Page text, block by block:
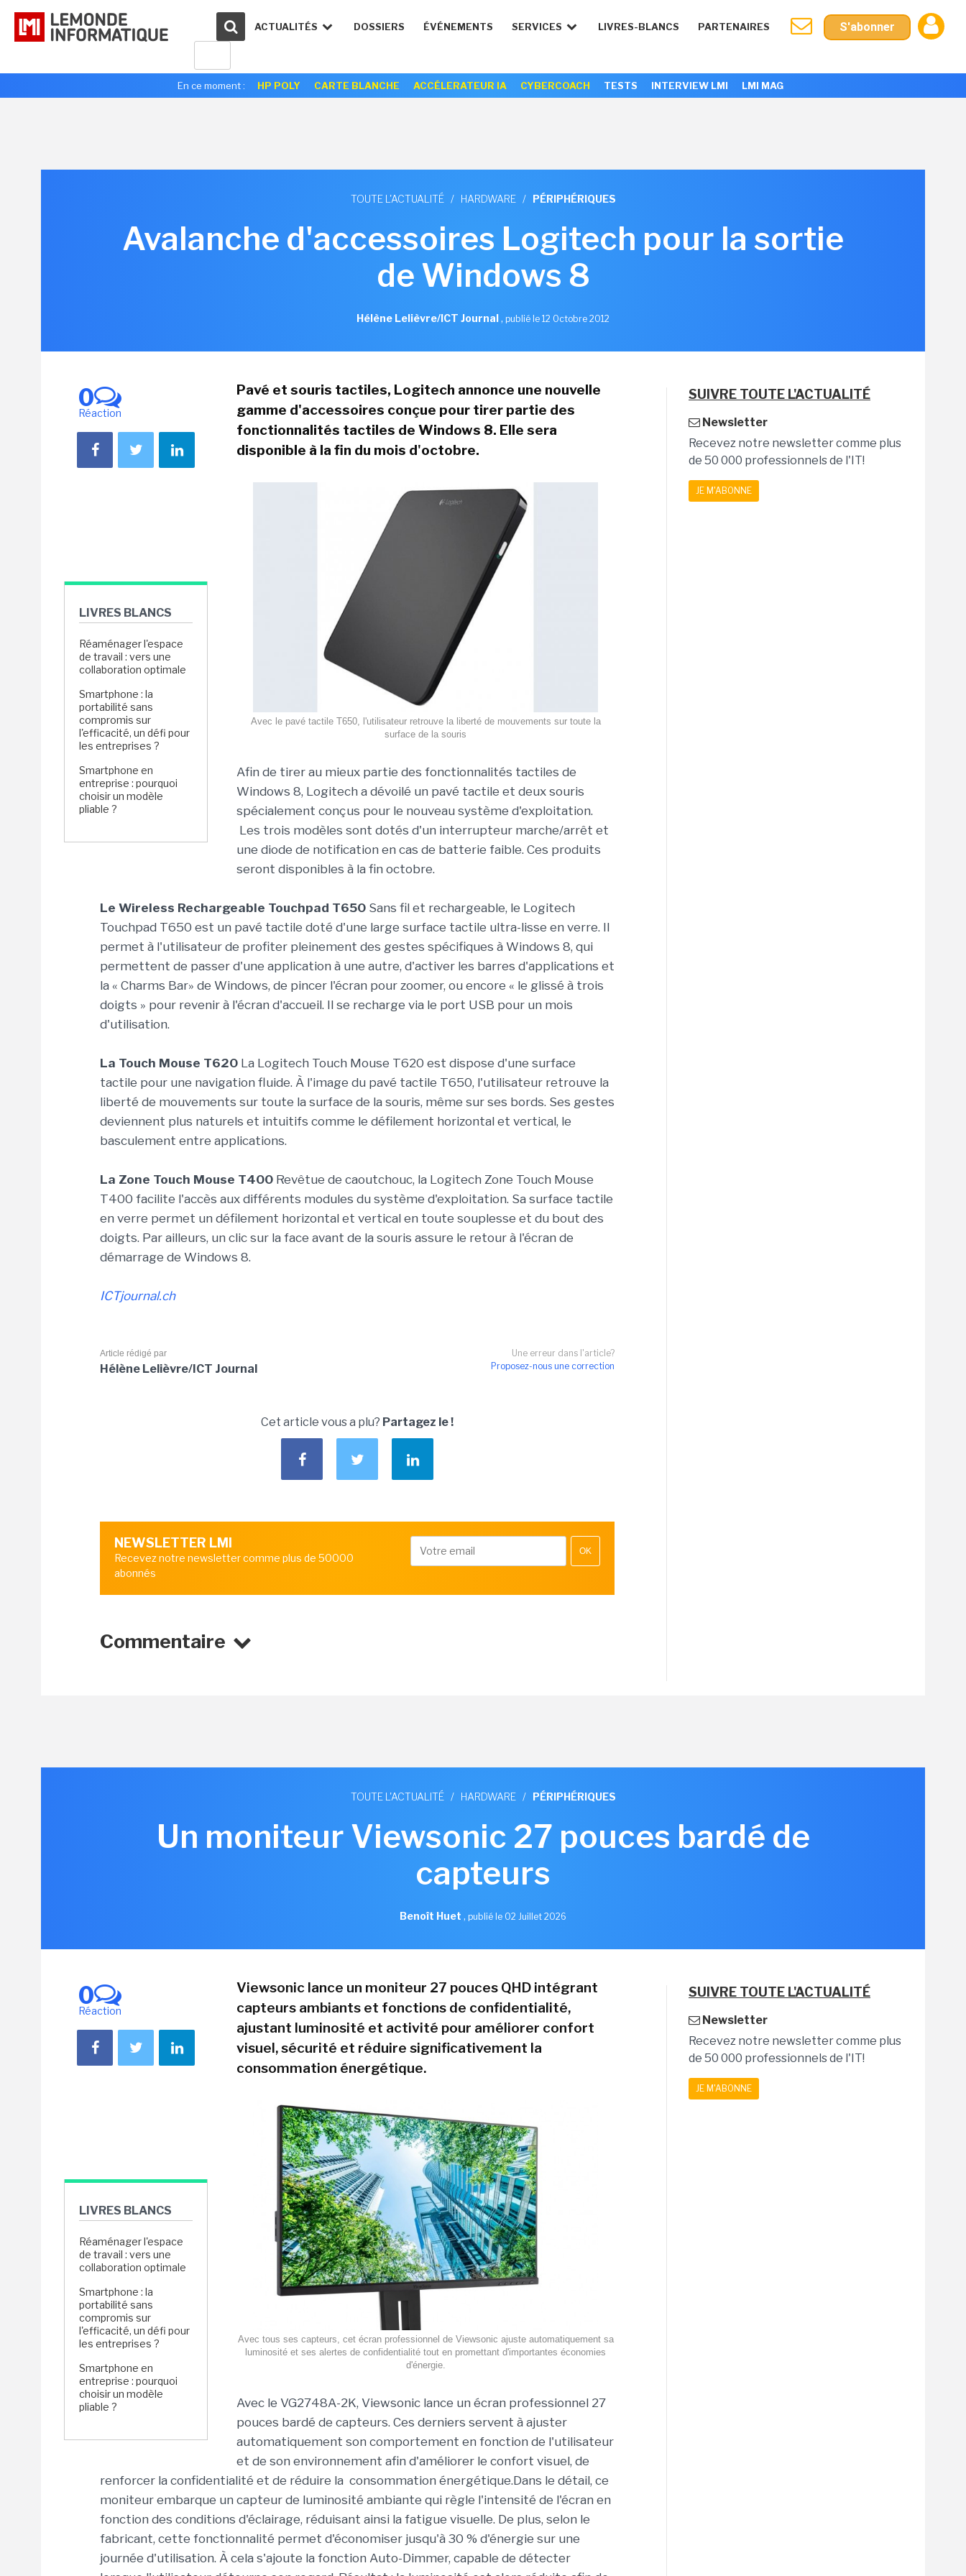
ACTUALITÉS DOSSIERS ÉVÉNEMENTS SERVICES LIVRES-BLANCS PARTENAIRES S'abonner
En ce moment : HP POLY CARTE BLANCHE ACCÉLERATEUR IA CYBERCOACH TESTS INTERVIEW LMI LMI MAG
TOUTE L'ACTUALITÉ / HARDWARE / PÉRIPHÉRIQUES
Avalanche d'accessoires Logitech pour la sortie
de Windows 8
Hélène Lelièvre/ICT Journal, publié le 12 Octobre 2012
0
Réaction
LIVRES BLANCS
Réaménager l'espace
de travail : vers une
collaboration optimale
Smartphone : la
portabilité sans
compromis sur
l'efficacité, un défi pour
les entreprises ?
Smartphone en
entreprise : pourquoi
choisir un modèle
pliable ?
Pavé et souris tactiles, Logitech annonce une nouvelle
gamme d'accessoires conçue pour tirer partie des
fonctionnalités tactiles de Windows 8. Elle sera
disponible à la fin du mois d'octobre.
Avec le pavé tactile T650, l'utilisateur retrouve la liberté de mouvements sur toute la
surface de la souris
Afin de tirer au mieux partie des fonctionnalités tactiles de
Windows 8, Logitech a dévoilé un pavé tactile et deux souris
spécialement conçus pour le nouveau système d'exploitation.
Les trois modèles sont dotés d'un interrupteur marche/arrêt et
une diode de notification en cas de batterie faible. Ces produits
seront disponibles à la fin octobre.
Le Wireless Rechargeable Touchpad T650 Sans fil et rechargeable, le Logitech
Touchpad T650 est un pavé tactile doté d'une large surface tactile ultra-lisse en verre. Il
permet à l'utilisateur de profiter pleinement des gestes spécifiques à Windows 8, qui
permettent de passer d'une application à une autre, d'activer les barres d'applications et
la « Charms Bar» de Windows, de pincer l'écran pour zoomer, ou encore « le glissé à trois
doigts » pour revenir à l'écran d'accueil. Il se recharge via le port USB pour un mois
d'utilisation.
La Touch Mouse T620 La Logitech Touch Mouse T620 est dispose d'une surface
tactile pour une navigation fluide. À l'image du pavé tactile T650, l'utilisateur retrouve la
liberté de mouvements sur toute la surface de la souris, même sur ses bords. Ses gestes
deviennent plus naturels et intuitifs comme le défilement horizontal et vertical, le
basculement entre applications.
La Zone Touch Mouse T400 Revêtue de caoutchouc, la Logitech Zone Touch Mouse
T400 facilite l'accès aux différents modules du système d'exploitation. Sa surface tactile
en verre permet un défilement horizontal et vertical en toute souplesse et du bout des
doigts. Par ailleurs, un clic sur la face avant de la souris assure le retour à l'écran de
démarrage de Windows 8.
ICTjournal.ch
Une erreur dans l'article?
Proposez-nous une correction
Article rédigé par
Hélène Lelièvre/ICT Journal
Cet article vous a plu? Partagez le !
NEWSLETTER LMI
Recevez notre newsletter comme plus de 50000
abonnés
OK
Commentaire
SUIVRE TOUTE L'ACTUALITÉ
Newsletter
Recevez notre newsletter comme plus
de 50 000 professionnels de l'IT!
JE M'ABONNE
TOUTE L'ACTUALITÉ / HARDWARE / PÉRIPHÉRIQUES
Un moniteur Viewsonic 27 pouces bardé de
capteurs
Benoît Huet , publié le 02 Juillet 2026
0
Réaction
LIVRES BLANCS
Réaménager l'espace
de travail : vers une
collaboration optimale
Smartphone : la
portabilité sans
compromis sur
l'efficacité, un défi pour
les entreprises ?
Smartphone en
entreprise : pourquoi
choisir un modèle
pliable ?
Viewsonic lance un moniteur 27 pouces QHD intégrant
capteurs ambiants et fonctions de confidentialité,
ajustant luminosité et activité pour améliorer confort
visuel, sécurité et réduire significativement la
consommation énergétique.
Avec tous ses capteurs, cet écran professionnel de Viewsonic ajuste automatiquement sa
luminosité et ses alertes de confidentialité tout en promettant d'importantes économies
d'énergie.
Avec le VG2748A-2K, Viewsonic lance un écran professionnel 27
pouces bardé de capteurs. Ces derniers servent à ajuster
automatiquement son comportement en fonction de l'utilisateur
et de son environnement afin d'améliorer le confort visuel, de
renforcer la confidentialité et de réduire la consommation énergétique.Dans le détail, ce
moniteur embarque un capteur de luminosité ambiante qui règle l'intensité de l'écran en
fonction des conditions d'éclairage, réduisant ainsi la fatigue visuelle. De plus, selon le
fabricant, cette fonctionnalité permet d'économiser jusqu'à 30 % d'énergie sur une
journée d'utilisation. À cela s'ajoute la fonction Auto-Dimmer, capable de détecter
SUIVRE TOUTE L'ACTUALITÉ
Newsletter
Recevez notre newsletter comme plus
de 50 000 professionnels de l'IT!
JE M'ABONNE